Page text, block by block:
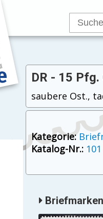
DR - 15 Pfg.
saubere Ost.,
Kategorie:
Katalog-Nr.: